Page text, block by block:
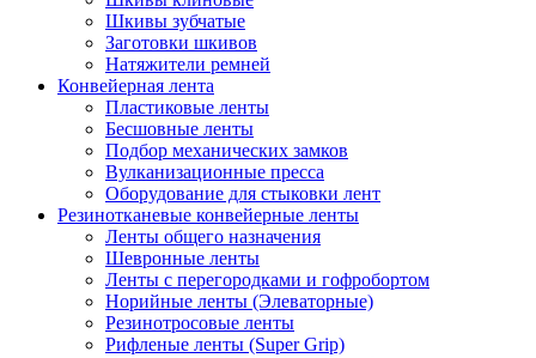
Шкивы зубчатые
Заготовки шкивов
Натяжители ремней
Конвейерная лента
Пластиковые ленты
Бесшовные ленты
Подбор механических замков
Вулканизационные пресса
Оборудование для стыковки лент
Резинотканевые конвейерные ленты
Ленты общего назначения
Шевронные ленты
Ленты с перегородками и гофробортом
Норийные ленты (Элеваторные)
Резинотросовые ленты
Рифленые ленты (Super Grip)